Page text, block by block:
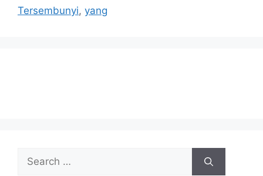
Tersembunyi, yang
Search
for: